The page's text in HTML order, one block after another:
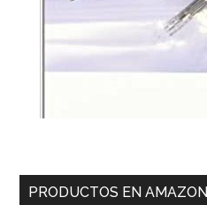
PRODUCTOS EN AMAZON